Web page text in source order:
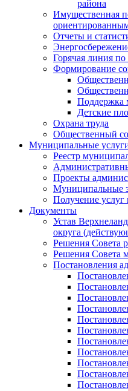
района
Имущественная
Отчеты и
Горячая линия
Формирование
Поддержка
Детские
Охрана труда
Общественный
Муниципальные
Реестр
Проекты
Муниципальные
Получение услуг
Документы
Устав
округа
Решения Совета
Решения Совета
Постановления